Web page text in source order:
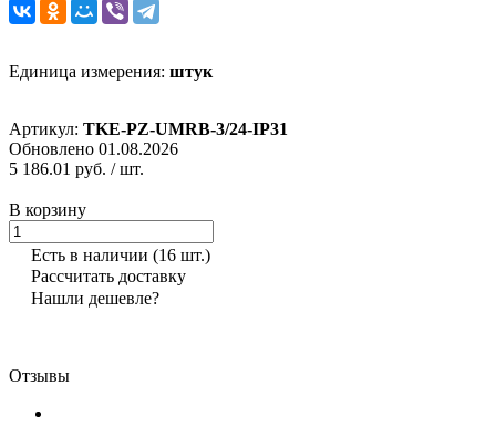
Единица измерения: штук
Артикул: TKE-PZ-UMRB-3/24-IP31
Обновлено 01.08.2026
5 186.01 руб. / шт.
В корзину
Есть в наличии (16 шт.)
Рассчитать доставку
Нашли дешевле?
Отзывы